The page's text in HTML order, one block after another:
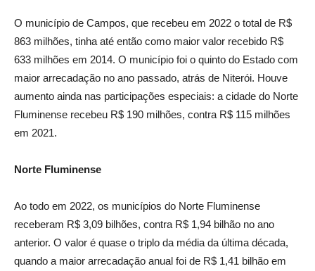
O município de Campos, que recebeu em 2022 o total de R$
863 milhões, tinha até então como maior valor recebido R$
633 milhões em 2014. O município foi o quinto do Estado com
maior arrecadação no ano passado, atrás de Niterói. Houve
aumento ainda nas participações especiais: a cidade do Norte
Fluminense recebeu R$ 190 milhões, contra R$ 115 milhões
em 2021.
Norte Fluminense
Ao todo em 2022, os municípios do Norte Fluminense
receberam R$ 3,09 bilhões, contra R$ 1,94 bilhão no ano
anterior. O valor é quase o triplo da média da última década,
quando a maior arrecadação anual foi de R$ 1,41 bilhão em